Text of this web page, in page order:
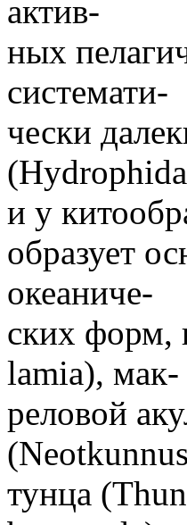
актив-
ных
системати-
чески
и у
образует
океаниче-
ских форм,
lamia), мак-
реловой
тунца